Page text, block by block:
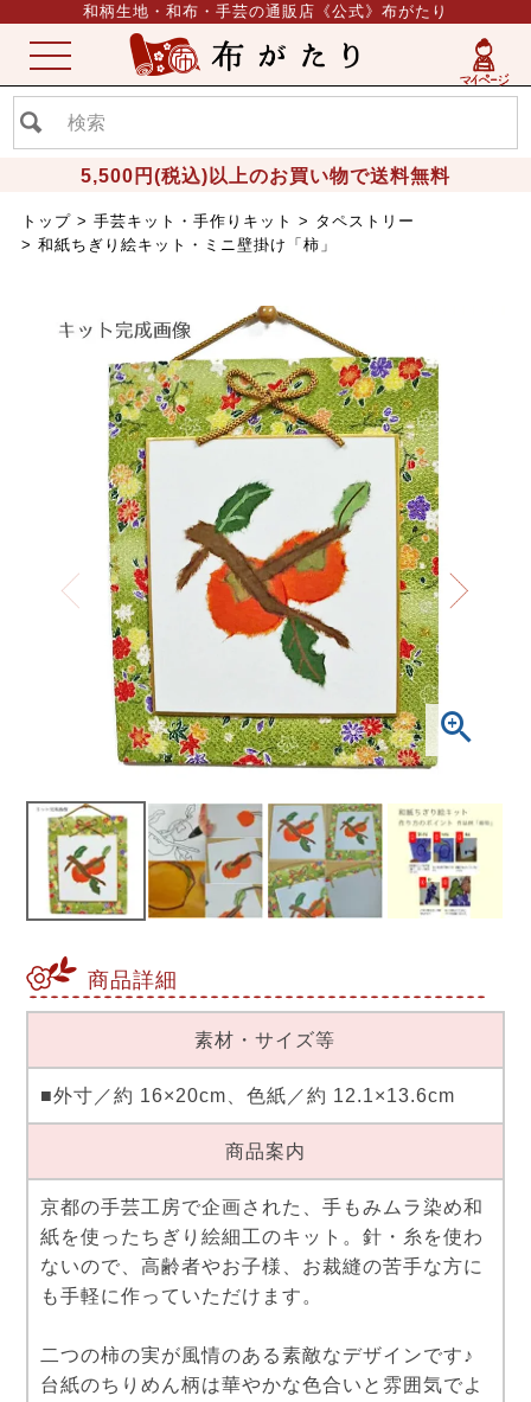
和柄生地・和布・手芸の通販店《公式》布がたり
5,500円(税込)以上のお買い物で送料無料
ME
NU
トップ 手芸キット・手作りキット
タペストリー
和紙ちぎり絵キット・ミニ壁掛け「柿」
商品詳細
素材・サイズ等
■外寸／約 16×20cm、色紙／約 12.1×13.6cm
商品案内
京都の手芸工房で企画された、手もみムラ染め和
紙を使ったちぎり絵細工のキット。針・糸を使わ
ないので、高齢者やお子様、お裁縫の苦手な方に
も手軽に作っていただけます。
二つの柿の実が風情のある素敵なデザインです♪
台紙のちりめん柄は華やかな色合いと雰囲気でよ